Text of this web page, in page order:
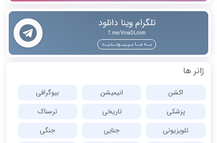
تلگرام وینا دانلود
T.me/VinaDLcom
بــه مــا بـپـیــونــدیــد
ژانر ها
اکشن انیمیشن
بیوگرافی
پزشکی
تاریخی
ترسناک
تلویزیونی
جنایی
جنگی